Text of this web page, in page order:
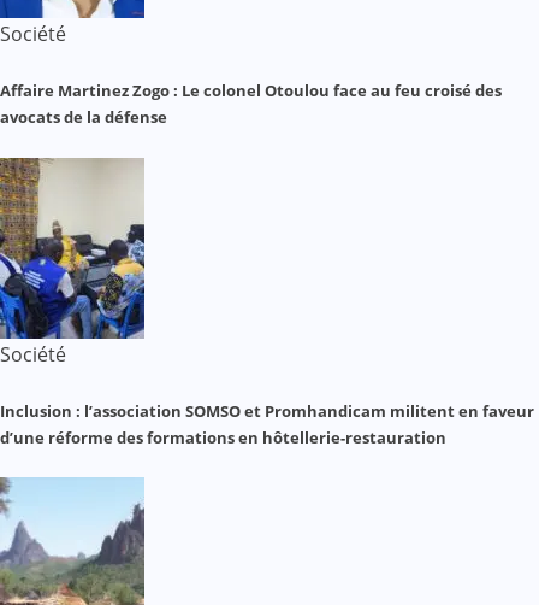
Société
Affaire Martinez Zogo : Le colonel Otoulou face au feu croisé des
avocats de la défense
Société
Inclusion : l’association SOMSO et Promhandicam militent en faveur
d’une réforme des formations en hôtellerie-restauration